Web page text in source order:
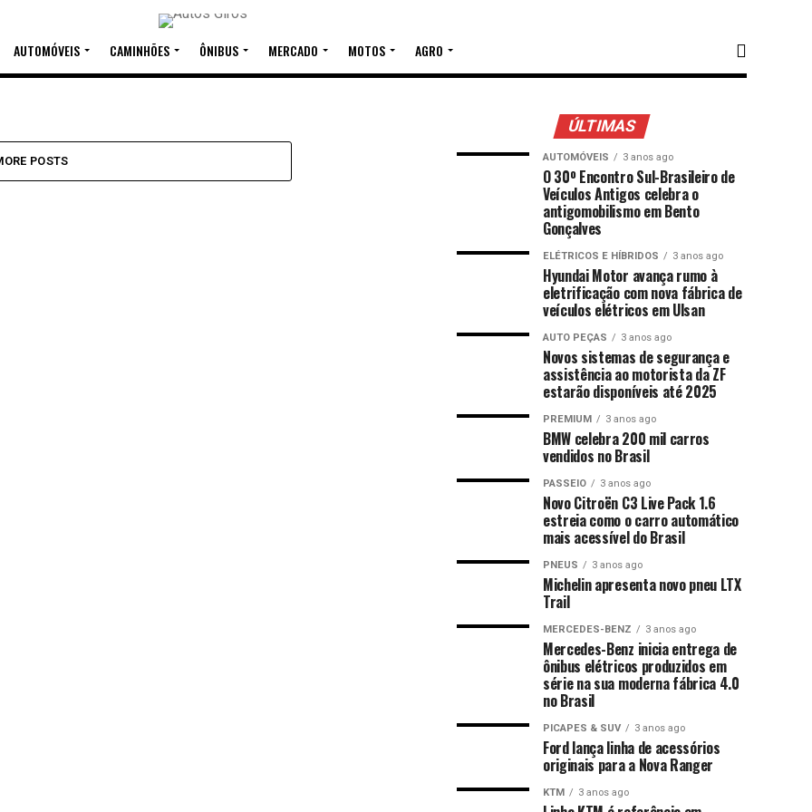
AUTOMÓVEIS CAMINHÕES ÔNIBUS MERCADO MOTOS AGRO
POSTS
ÚLTIMAS
AUTOMÓVEIS 3 anos ago
O 30º Encontro Sul-Brasileiro de
Veículos Antigos celebra o
antigomobilismo em Bento
Gonçalves
ELÉTRICOS E HÍBRIDOS 3 anos ago
Hyundai Motor avança rumo à
eletrificação com nova fábrica de
veículos elétricos em Ulsan
AUTO PEÇAS 3 anos ago
Novos sistemas de segurança e
assistência ao motorista da ZF
estarão disponíveis até 2025
PREMIUM 3 anos ago
BMW celebra 200 mil carros
vendidos no Brasil
PASSEIO 3 anos ago
Novo Citroën C3 Live Pack 1.6
estreia como o carro automático
mais acessível do Brasil
PNEUS 3 anos ago
Michelin apresenta novo pneu LTX
Trail
MERCEDES-BENZ 3 anos ago
Mercedes-Benz inicia entrega de
ônibus elétricos produzidos em
série na sua moderna fábrica 4.0
no Brasil
PICAPES & SUV 3 anos ago
Ford lança linha de acessórios
originais para a Nova Ranger
KTM 3 anos ago